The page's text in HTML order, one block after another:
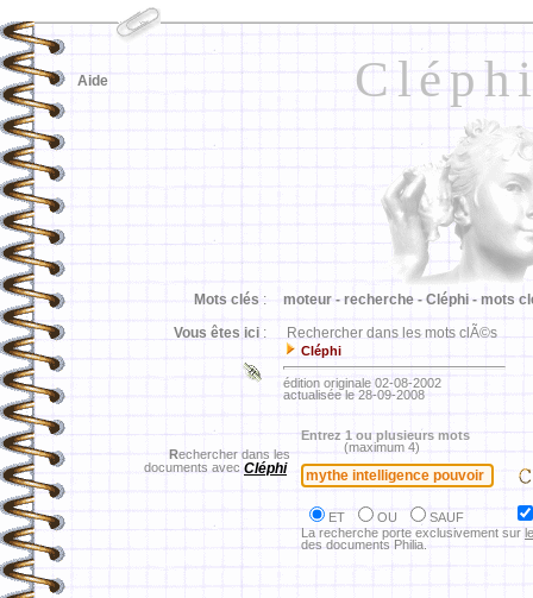
Aide
Mots clés : moteur - recherche - Cléphi - mots
Vous êtes ici : Rechercher dans les mots clÃ©s
Cléphi
édition originale 02-08-2002
actualisée le 28-09-2008
Rechercher dans les
documents avec Cléphi
Entrez 1 ou plusieurs mots
(maximum 4)
ET OU
SAUF
La recherche porte exclusivement sur
des documents Philia.